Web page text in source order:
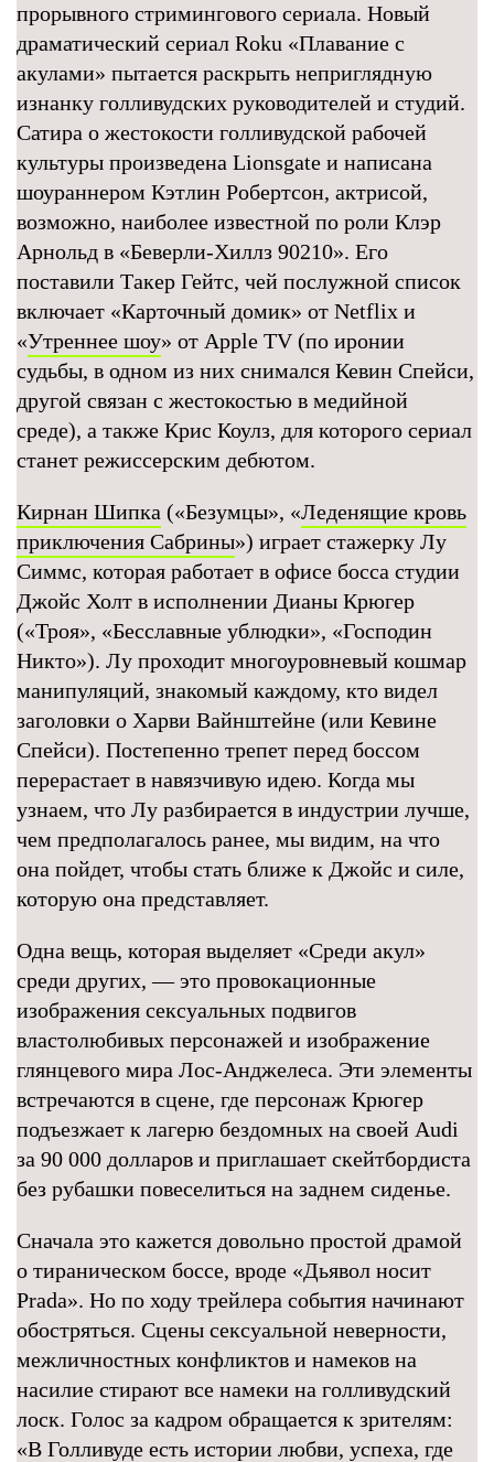
прорывного стримингового сериала. Новый
драматический сериал Roku «Плавание с
акулами» пытается раскрыть неприглядную
изнанку голливудских руководителей и студий.
Сатира о жестокости голливудской рабочей
культуры произведена Lionsgate и написана
шоураннером Кэтлин Робертсон, актрисой,
возможно, наиболее известной по роли Клэр
Арнольд в «Беверли-Хиллз 90210». Его
поставили Такер Гейтс, чей послужной список
включает «Карточный домик» от Netflix и
«Утреннее шоу» от Apple TV (по иронии
судьбы, в одном из них снимался Кевин Спейси,
другой связан с жестокостью в медийной
среде), а также Крис Коулз, для которого сериал
станет режиссерским дебютом.
Кирнан Шипка («Безумцы», «Леденящие кровь
приключения Сабрины») играет стажерку Лу
Симмс, которая работает в офисе босса студии
Джойс Холт в исполнении Дианы Крюгер
(«Троя», «Бесславные ублюдки», «Господин
Никто»). Лу проходит многоуровневый кошмар
манипуляций, знакомый каждому, кто видел
заголовки о Харви Вайнштейне (или Кевине
Спейси). Постепенно трепет перед боссом
перерастает в навязчивую идею. Когда мы
узнаем, что Лу разбирается в индустрии лучше,
чем предполагалось ранее, мы видим, на что
она пойдет, чтобы стать ближе к Джойс и силе,
которую она представляет.
Одна вещь, которая выделяет «Среди акул»
среди других, — это провокационные
изображения сексуальных подвигов
властолюбивых персонажей и изображение
глянцевого мира Лос-Анджелеса. Эти элементы
встречаются в сцене, где персонаж Крюгер
подъезжает к лагерю бездомных на своей Audi
за 90 000 долларов и приглашает скейтбордиста
без рубашки повеселиться на заднем сиденье.
Сначала это кажется довольно простой драмой
о тираническом боссе, вроде «Дьявол носит
Prada». Но по ходу трейлера события начинают
обостряться. Сцены сексуальной неверности,
межличностных конфликтов и намеков на
насилие стирают все намеки на голливудский
лоск. Голос за кадром обращается к зрителям:
«В Голливуде есть истории любви, успеха, где